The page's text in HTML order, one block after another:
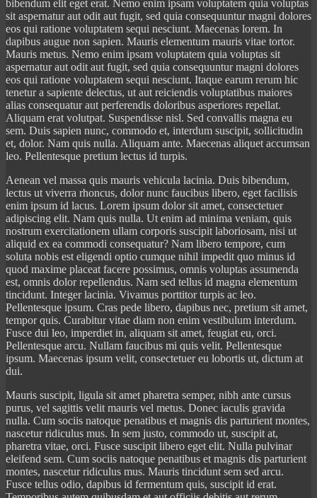
bibendum elit eget erat. Nemo enim ipsam voluptatem quia voluptas
sit aspernatur aut odit aut fugit, sed quia consequuntur magni dolores
eos qui ratione voluptatem sequi nesciunt. Maecenas lorem. In
dapibus augue non sapien. Mauris elementum mauris vitae tortor.
Mauris metus. Nemo enim ipsam voluptatem quia voluptas sit
aspernatur aut odit aut fugit, sed quia consequuntur magni dolores
eos qui ratione voluptatem sequi nesciunt. Itaque earum rerum hic
tenetur a sapiente delectus, ut aut reiciendis voluptatibus maiores
alias consequatur aut perferendis doloribus asperiores repellat.
Aliquam erat volutpat. Suspendisse nisl. Sed convallis magna eu
sem. Duis sapien nunc, commodo et, interdum suscipit, sollicitudin
et, dolor. Nam quis nulla. Aliquam ante. Maecenas aliquet accumsan
leo. Pellentesque pretium lectus id turpis.
Aenean vel massa quis mauris vehicula lacinia. Duis bibendum,
lectus ut viverra rhoncus, dolor nunc faucibus libero, eget facilisis
enim ipsum id lacus. Lorem ipsum dolor sit amet, consectetuer
adipiscing elit. Nam quis nulla. Ut enim ad minima veniam, quis
nostrum exercitationem ullam corporis suscipit laboriosam, nisi ut
aliquid ex ea commodi consequatur? Nam libero tempore, cum
soluta nobis est eligendi optio cumque nihil impedit quo minus id
quod maxime placeat facere possimus, omnis voluptas assumenda
est, omnis dolor repellendus. Nam sed tellus id magna elementum
tincidunt. Integer lacinia. Vivamus porttitor turpis ac leo.
Pellentesque ipsum. Cras pede libero, dapibus nec, pretium sit amet,
tempor quis. Curabitur vitae diam non enim vestibulum interdum.
Fusce dui leo, imperdiet in, aliquam sit amet, feugiat eu, orci.
Pellentesque arcu. Nullam faucibus mi quis velit. Pellentesque
ipsum. Maecenas ipsum velit, consectetuer eu lobortis ut, dictum at
dui.
Mauris suscipit, ligula sit amet pharetra semper, nibh ante cursus
purus, vel sagittis velit mauris vel metus. Donec iaculis gravida
nulla. Cum sociis natoque penatibus et magnis dis parturient montes,
nascetur ridiculus mus. In sem justo, commodo ut, suscipit at,
pharetra vitae, orci. Fusce suscipit libero eget elit. Nulla pulvinar
eleifend sem. Cum sociis natoque penatibus et magnis dis parturient
montes, nascetur ridiculus mus. Mauris tincidunt sem sed arcu.
Fusce tellus odio, dapibus id fermentum quis, suscipit id erat.